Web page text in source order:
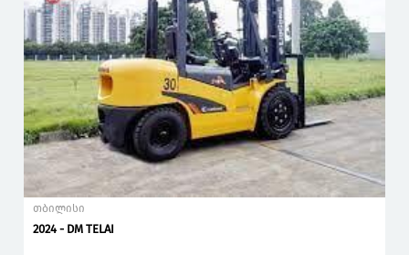
თბილისი
2024 - DM TELAI